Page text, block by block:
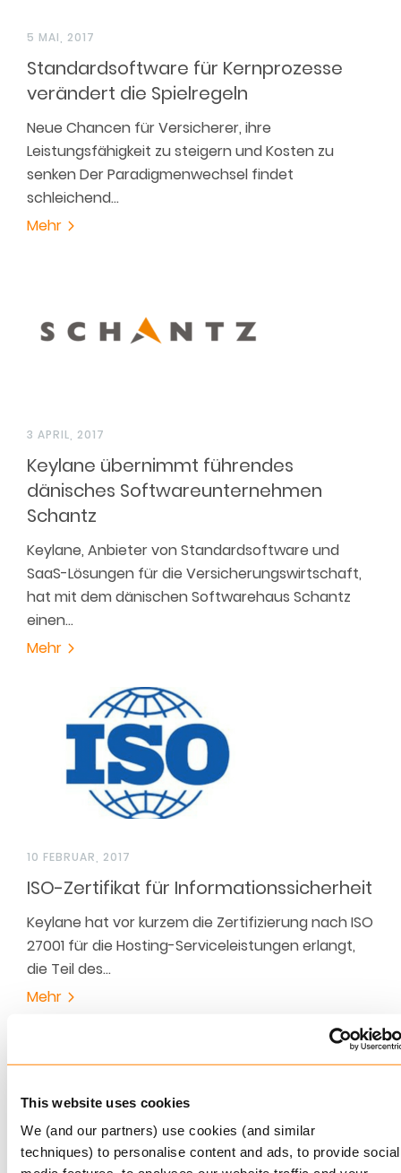
This website uses cookies
We (and our partners) use cookies (and similar
techniques) to personalise content and ads, to provide social
5 MAI, 2017
Standardsoftware für Kernprozesse
verändert die Spielregeln
Neue Chancen für Versicherer, ihre
Leistungsfähigkeit zu steigern und Kosten zu
senken Der Paradigmenwechsel findet
schleichend…
Mehr
3 APRIL, 2017
Keylane übernimmt führendes
dänisches Softwareunternehmen
Schantz
Keylane, Anbieter von Standardsoftware und
SaaS-Lösungen für die Versicherungswirtschaft,
hat mit dem dänischen Softwarehaus Schantz
einen…
Mehr
10 FEBRUAR, 2017
ISO-Zertifikat für Informationssicherheit
Keylane hat vor kurzem die Zertifizierung nach ISO
27001 für die Hosting-Serviceleistungen erlangt,
die Teil des…
Mehr